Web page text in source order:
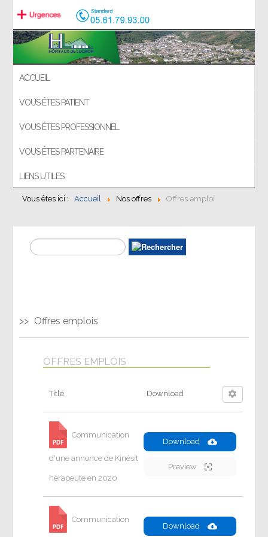
ACCUEIL
VOUS ÊTES PATIENT
VOUS ÊTES PROFESSIONNEL
VOUS ÊTES PARTENAIRE
LIENS UTILES
Vous êtes ici : Accueil Nos offres Offres emploi
Offres emplois
OFFRES EMPLOIS
Title Download
Communication
d'une annonce de Kinésit
hérapeute en 2020
Download
Preview
Communication
Download